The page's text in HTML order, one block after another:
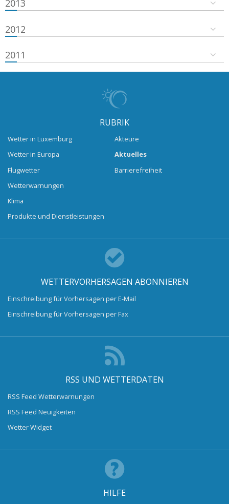
2013
2012
2011
RUBRIK
Wetter in Luxemburg
Wetter in Europa
Flugwetter
Wetterwarnungen
Klima
Produkte und Dienstleistungen
Akteure
Aktuelles
Barrierefreiheit
WETTERVORHERSAGEN ABONNIEREN
Einschreibung für Vorhersagen per E-Mail
Einschreibung für Vorhersagen per Fax
RSS UND WETTERDATEN
RSS Feed Wetterwarnungen
RSS Feed Neuigkeiten
Wetter Widget
HILFE